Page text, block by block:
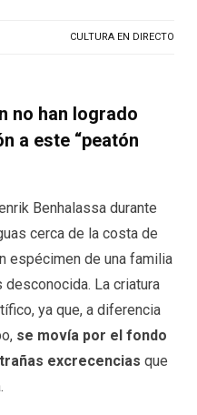
CULTURA EN DIRECTO
no han logrado
a este “peatón
Benhalassa durante
cerca de la costa de
espécimen de una familia
La criatura
ya que, a diferencia
se movía por el fondo
excrecencias que